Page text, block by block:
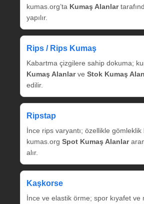
kumas.org’ta Kumaş Alanlar
yapılır.
Rips / Rips Kumaş
Kabartma çizgilere sahip dokuma;
Kumaş Alanlarve Stok Kumaş
edilir.
Ripstap
İnce rips varyantı; özellikle gömleklik
kumas.org Spot Kumaş Alanlar
alır.
Kaşkorse
İnce ve elastik örme; spor kıyafet ve